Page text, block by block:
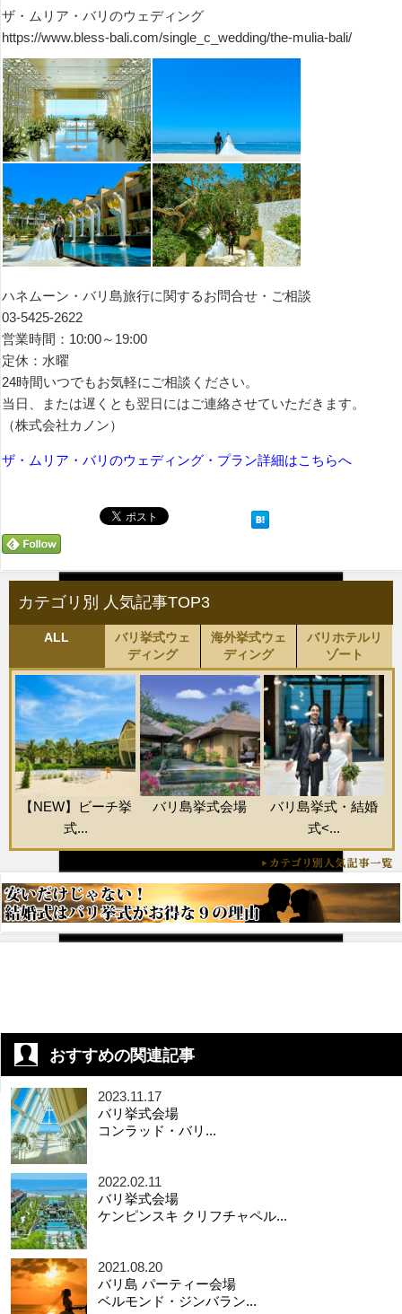
ザ・ムリア・バリのウェディング
https://www.bless-bali.com/single_c_wedding/the-mulia-bali/
ハネムーン・バリ島旅行に関するお問合せ・ご相談
03-5425-2622
営業時間：10:00～19:00
定休：水曜
24時間いつでもお気軽にご相談ください。
当日、または遅くとも翌日にはご連絡させていただきます。
（株式会社カノン）
ザ・ムリア・バリのウェディング・プラン詳細はこちらへ
カテゴリ別 人気記事TOP3
ALL
バリ挙式ウェ
ディング
海外挙式ウェ
ディング
バリホテルリ
ゾート
【NEW】ビーチ挙
式...
バリ島挙式会場
バリ島挙式・結婚
式<...
おすすめの関連記事
2023.11.17
バリ挙式会場
コンラッド・バリ...
2022.02.11
バリ挙式会場
ケンピンスキ クリフチャペル...
2021.08.20
バリ島 パーティー会場
ベルモンド・ジンバラン...